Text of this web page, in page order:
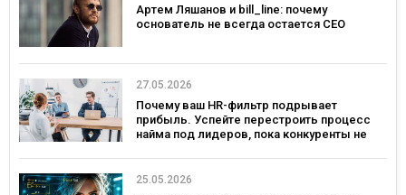
Артем Ляшанов и bill_line: почему
основатель не всегда остается СЕО
27.05.2026
Почему ваш HR-фильтр подрывает
прибыль. Успейте перестроить процесс
найма под лидеров, пока конкуренты не
25.05.2026